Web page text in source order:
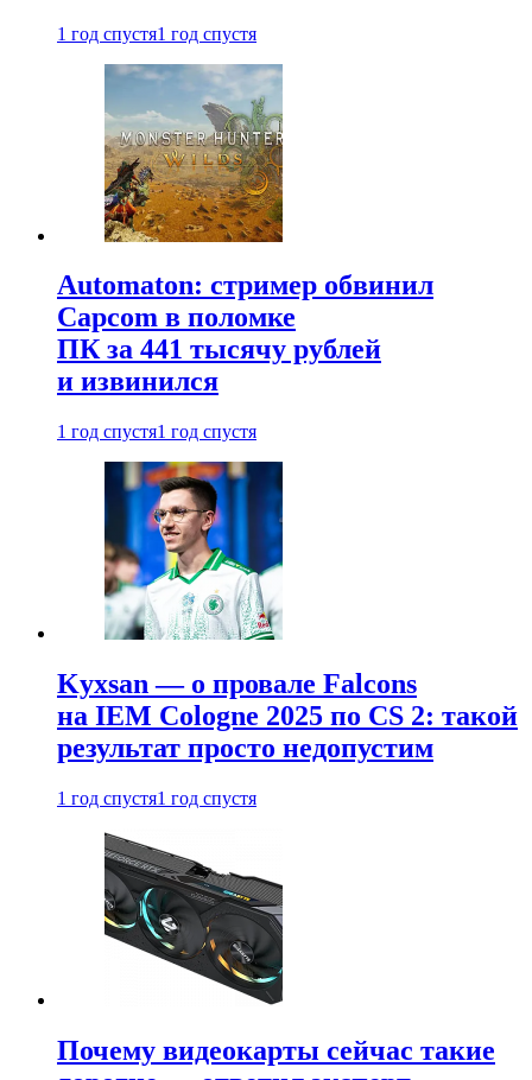
1 год спустя1 год спустя
Automaton: стример обвинил
Capcom в поломке
ПК за 441 тысячу рублей
и извинился
1 год спустя1 год спустя
Kyxsan — о провале Falcons
на IEM Cologne 2025 по CS 2: такой
результат просто недопустим
1 год спустя1 год спустя
Почему видеокарты сейчас такие